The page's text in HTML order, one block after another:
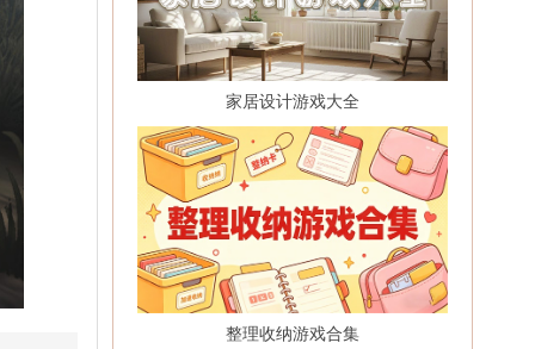
家居设计游戏大全
整理收纳游戏合集